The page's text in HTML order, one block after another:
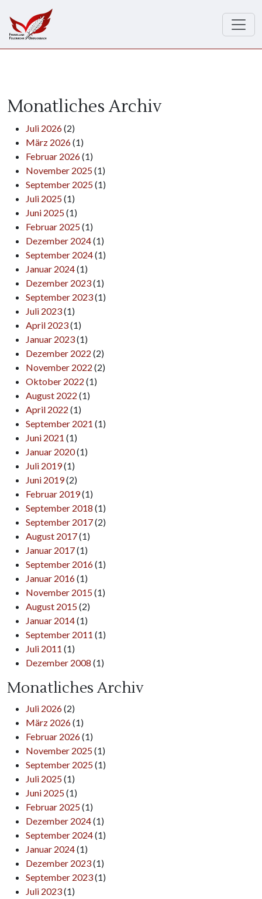
Monatliches Archiv
Juli 2026(2)
März 2026(1)
Februar 2026(1)
November 2025(1)
September 2025(1)
Juli 2025(1)
Juni 2025(1)
Februar 2025(1)
Dezember 2024(1)
September 2024(1)
Januar 2024(1)
Dezember 2023(1)
September 2023(1)
Juli 2023(1)
April 2023(1)
Januar 2023(1)
Dezember 2022 (2)
November 2022 (2)
Oktober 2022 (1)
August 2022 (1)
April 2022 (1)
September 2021 (1)
Juni 2021 (1)
Januar 2020(1)
Juli 2019(1)
Juni 2019(2)
Februar 2019(1)
September 2018 (1)
September 2017(2)
August 2017(1)
Januar 2017(1)
September 2016(1)
Januar 2016(1)
November 2015(1)
August 2015(2)
Januar 2014(1)
September 2011 (1)
Juli 2011 (1)
Dezember 2008 (1)
Monatliches Archiv
Juli 2026(2)
März 2026(1)
Februar 2026(1)
November 2025(1)
September 2025(1)
Juli 2025(1)
Juni 2025(1)
Februar 2025(1)
Dezember 2024(1)
September 2024(1)
Januar 2024(1)
Dezember 2023(1)
September 2023(1)
Juli 2023(1)